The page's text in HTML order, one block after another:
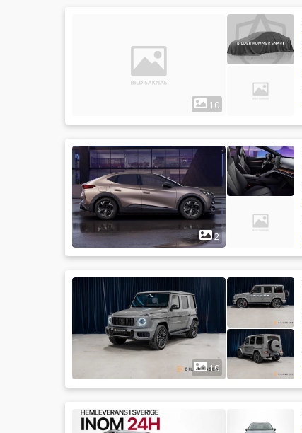
10
2
19